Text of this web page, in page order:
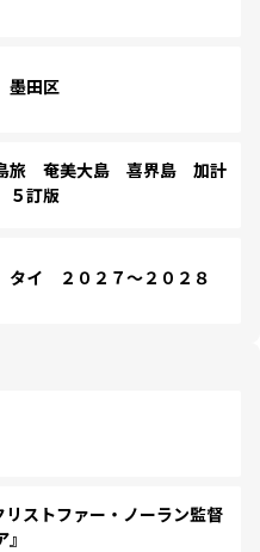
田区
旅 奄美大島 喜界島 加計
５訂版
イ ２０２７～２０２８
ストファー・ノーラン監督